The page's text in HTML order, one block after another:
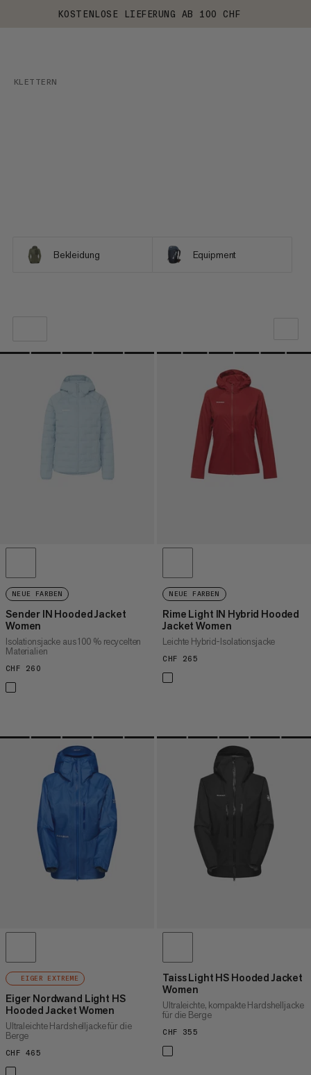
KOSTENLOSE LIEFERUNG AB 100 CHF
KLETTERN
Bekleidung Equipment
UNSERE EMPFEHLUNG
NIEDRIGSTER PREIS
HÖCHSTER PREIS
NEUHEITEN
BEWERTUNG
NEUE FARBEN
Sender IN Hooded Jacket
Women
Isolationsjacke aus 100 % recycelten
Materialien
CHF 260
NEUE FARBEN
Rime Light IN Hybrid Hooded
Jacket Women
Leichte Hybrid-Isolationsjacke
CHF 265
EIGER EXTREME
Eiger Nordwand Light HS
Hooded Jacket Women
Ultraleichte Hardshelljacke für die
Berge
CHF 465
Taiss Light HS Hooded Jacket
Women
Ultraleichte, kompakte Hardshelljacke
für die Berge
CHF 355